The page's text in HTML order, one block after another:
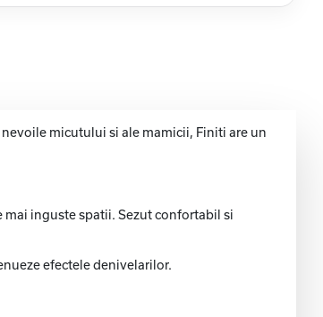
micutului si ale mamicii, Finiti are un
mai inguste spatii. Sezut confortabil si
efectele denivelarilor.